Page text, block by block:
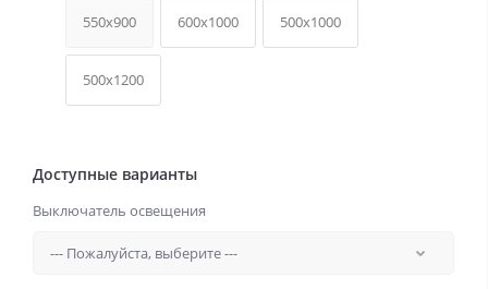
550x900
600x1000 500x1000
500x1200
Доступные варианты
Выключатель освещения